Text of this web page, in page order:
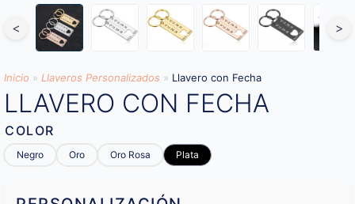
< >
Inicio » Llaveros Personalizados » Llavero con Fecha
LLAVERO CON FECHA
COLOR
Negro Oro Oro Rosa Plata